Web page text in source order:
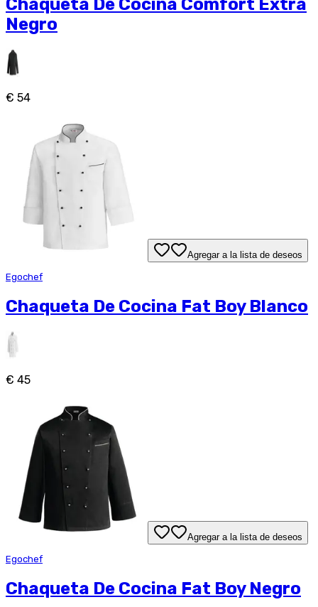
Chaqueta De Cocina Comfort Extra
Negro
€ 54
Agregar a la lista de deseos
Egochef
Chaqueta De Cocina Fat Boy Blanco
€ 45
Agregar a la lista de deseos
Egochef
Chaqueta De Cocina Fat Boy Negro